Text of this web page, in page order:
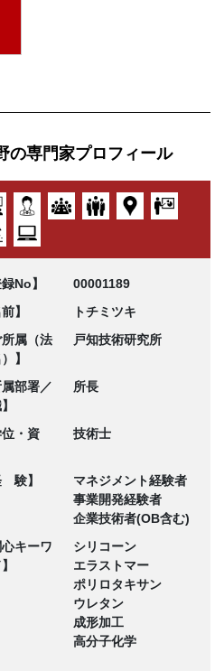
の専門家プロフィール
録No】
00001189
】
トチミツキ
所属（法
】
戸知技術研究所
属部署／
所長
位・資
技術士
験】
マネジメント経験者
事業開発経験者
企業技術者(OB含む)
心キーワ
シリコーン
エラストマー
ポリロタキサン
ウレタン
成形加工
高分子化学